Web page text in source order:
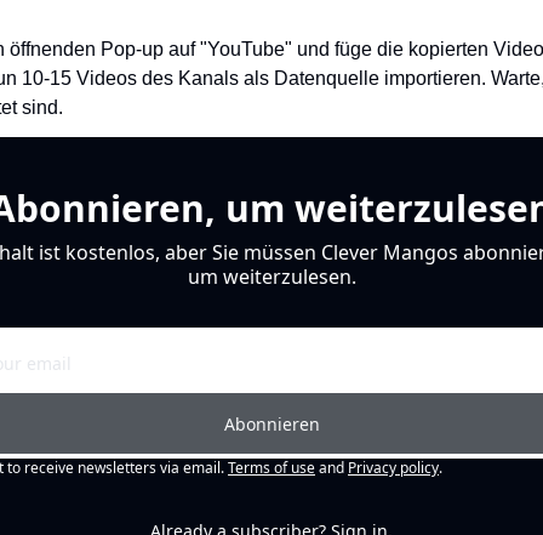
Pop-up auf "YouTube" und füge die kopierten
10-15 Videos des Kanals als Datenquelle importieren.
sind.
um
ist kostenlos, aber Sie müssen Clever Mangos
um weiterzulesen.
Abonnieren
to receive newsletters via email.Terms of useand Privacy policy.